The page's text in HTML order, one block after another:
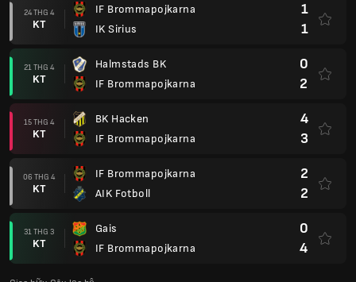
24 THG 4
KT
IF Brommapojkarna
IK Sirius
1
1
21 THG 4
KT
Halmstads BK
IF Brommapojkarna
0
2
15 THG 4
KT
BK Hacken
IF Brommapojkarna
4
3
06 THG 4
KT
IF Brommapojkarna
AIK Fotboll
2
2
31 THG 3
KT
Gais
IF Brommapojkarna
0
4